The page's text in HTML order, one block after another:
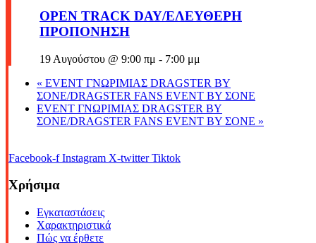
OPEN TRACK DAY/ΕΛΕΥΘΕΡΗ
ΠΡΟΠΟΝΗΣΗ
19 Αυγούστου @ 9:00 πμ - 7:00 μμ
« EVENT ΓΝΩΡΙΜΙΑΣ DRAGSTER BY
ΣΟΝΕ/DRAGSTER FANS EVENT BY ΣΟΝΕ
EVENT ΓΝΩΡΙΜΙΑΣ DRAGSTER BY
ΣΟΝΕ/DRAGSTER FANS EVENT BY ΣΟΝΕ »
Facebook-f Instagram X-twitter Tiktok
Χρήσιμα
Εγκαταστάσεις
Χαρακτηριστικά
Πώς να έρθετε